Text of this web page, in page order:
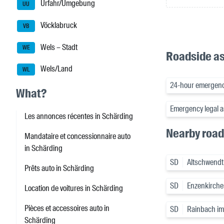
UU Urfahr/Umgebung
VB Vöcklabruck
WE Wels – Stadt
WL Wels/Land
What?
Les annonces récentes in Schärding
Mandataire et concessionnaire auto
in Schärding
Prêts auto in Schärding
Location de voitures in Schärding
Pièces et accessoires auto in
Schärding
Roadside
24-hour
Emergency legal
Nearby
SD Altschwendt
SD
SD Rainbach